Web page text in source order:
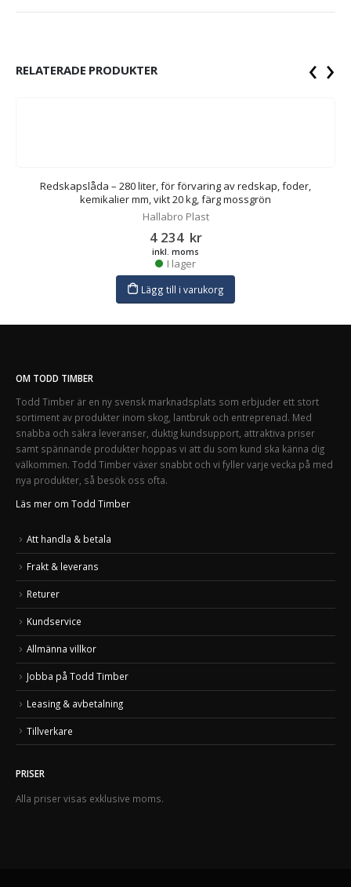
RELATERADE PRODUKTER
Redskapslåda – 280 liter, för förvaring av redskap, foder,
kemikalier mm, vikt 20 kg, färg mossgrön
Hallabro Plast
4 234 kr
inkl. moms
I lager
Lägg till i varukorg
‹ ›
OM TODD TIMBER
Todd Timber är en ny svensk marknadsplats som erbjuder ett stort
sortiment av produkter inom skog, lantbruk och entreprenad. Med
snabba och säkra leveranser, duktig kundsupport, attraktiva priser
samt spännande produkter hoppas vi att du som kund ska känna dig
välkommen. Todd Timber växer snabbt och vi fyller varje vecka på med
nya produkter, så besök oss ofta.
Läs mer om Todd Timber
Att handla & betala
Frakt & leverans
Returer
Kundservice
Allmänna villkor
Jobba på Todd Timber
Leasing & avbetalning
Tillverkare
PRISER
Alla priser visas exklusive moms.